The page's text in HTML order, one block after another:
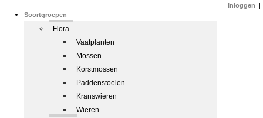
Soortgroepen
Flora
Vaatplanten
Mossen
Korstmossen
Paddenstoelen
Kranswieren
Wieren
Inloggen |